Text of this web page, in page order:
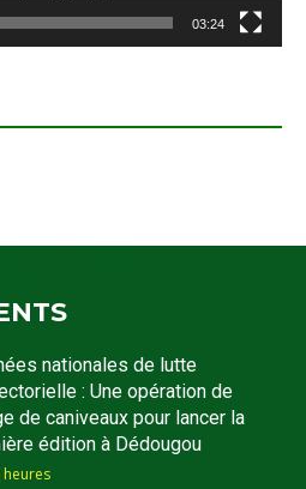
03:24
nationales de lutte
: Une opération de
de caniveaux pour lancer la
édition à Dédougou
heures